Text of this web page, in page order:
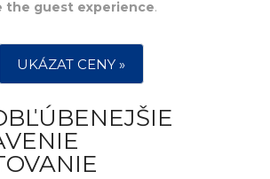
the guest experience.
UKÁZAT CENY »